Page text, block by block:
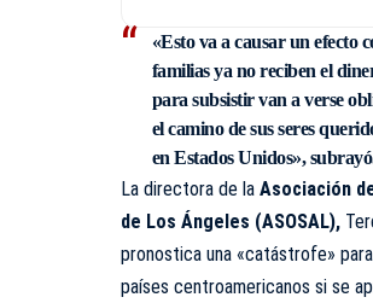
«Esto va a causar un efecto
familias ya no reciben el
para subsistir van a verse
el camino de sus seres
en Estados Unidos»,
La directora de la Asociación
de Los Ángeles (ASOSAL),
pronostica una «catástrofe»
países centroamericanos si se